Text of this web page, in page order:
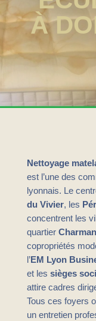
À
Nettoyage
est l’une des
lyonnais. Le
du Vivier, les
concentrent les
quartier
copropriétés
l’EM Lyon
et les sièges
attire cadres
Tous ces foyers
un entretien